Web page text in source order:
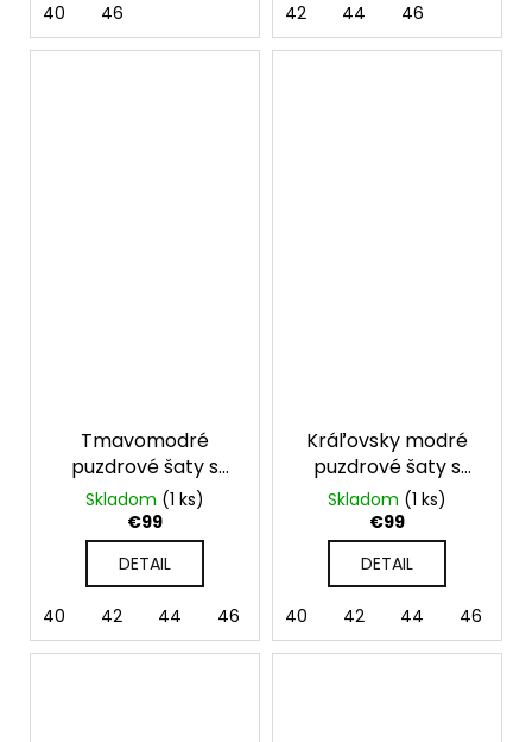
40 46 42 44 46
Tmavomodré
puzdrové šaty s
krátkym rukávom
Skladom (1 ks)
€99
DETAIL
40 42 44 46
Kráľovsky modré
puzdrové šaty s
krátkym rukávom
Skladom (1 ks)
€99
DETAIL
40 42 44 46